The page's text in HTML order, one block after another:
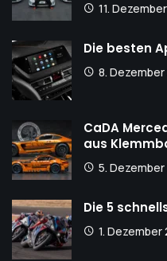
11.
Die besten
8. Dezember
CaDA
aus
5. Dezember
Die 5
1. Dezember